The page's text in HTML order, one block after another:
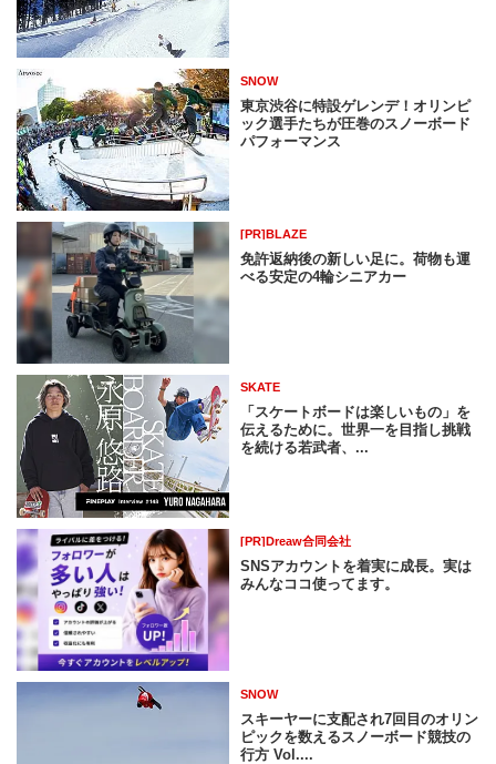
SNOW
東京渋谷に特設ゲレンデ！オリンピ
ック選手たちが圧巻のスノーボード
パフォーマンス
[PR]BLAZE
免許返納後の新しい足に。荷物も運
べる安定の4輪シニアカー
SKATE
「スケートボードは楽しいもの」を
伝えるために。世界一を目指し挑戦
を続ける若武者、...
[PR]Dreaw合同会社
SNSアカウントを着実に成長。実は
みんなココ使ってます。
SNOW
スキーヤーに支配され7回目のオリン
ピックを数えるスノーボード競技の
行方 Vol....